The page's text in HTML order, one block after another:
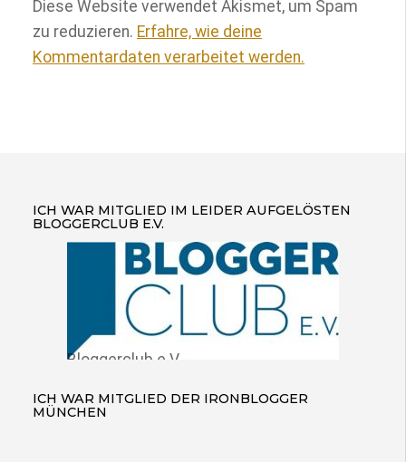
Diese Website verwendet Akismet, um Spam
zu reduzieren. Erfahre, wie deine
Kommentardaten verarbeitet werden.
ICH WAR MITGLIED IM LEIDER AUFGELÖSTEN
BLOGGERCLUB E.V.
Bloggerclub e.V.
ICH WAR MITGLIED DER IRONBLOGGER
MÜNCHEN